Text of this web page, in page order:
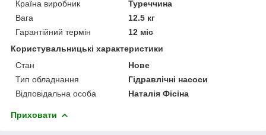
Країна виробник
Туреччина
Вага
12.5 кг
Гарантійний термін
12 міс
Користувальницькі характеристики
Стан
Нове
Тип обладнання
Гідравлічні насоси
Відповідальна особа
Наталія Фісіна
Приховати